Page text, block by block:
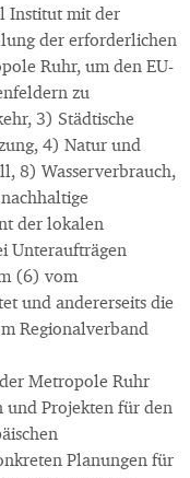
Institut mit der
der erforderlichen
Ruhr, um den EU-
zu
3) Städtische
4) Natur und
8) Wasserverbrauch,
der lokalen
Unteraufträgen
(6) vom
und andererseits die
Regionalverband
Metropole Ruhr
und Projekten für den
Planungen für